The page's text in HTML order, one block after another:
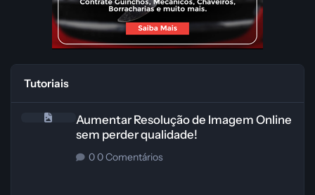
Tutoriais
Aumentar Resolução de Imagem Online
sem perder qualidade!
0 Comentários